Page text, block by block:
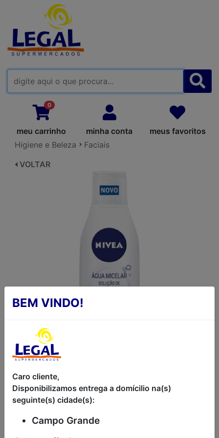
FALE CONOSCO
0
meu carrinho minha conta
meus favoritos
Higiene e Beleza
Faciais
VOLTAR
ÁGUA MICELAR
SOLUÇÃO DE LIMPEZA
6 EM 1 NIVEA 200ML
BEM VINDO!
Caro cliente,
Disponibilizamos entrega a domícilio na(s)
seguinte(s) cidade(s):
Campo Grande